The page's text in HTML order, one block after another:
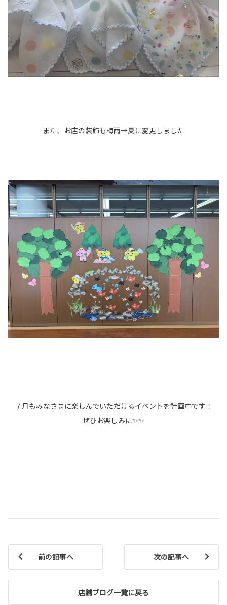
また、お店の装飾も梅雨→夏に変更しました
７月もみなさまに楽しんでいただけるイベントを計画中です！
ぜひお楽しみに✨✨
前の記事へ
店舗ブログ一覧に戻る
次の記事へ